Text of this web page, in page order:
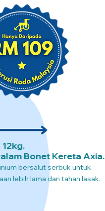
Bonet Kereta Axia.
bersalut serbuk untuk
lebih lama dan tahan lasak.